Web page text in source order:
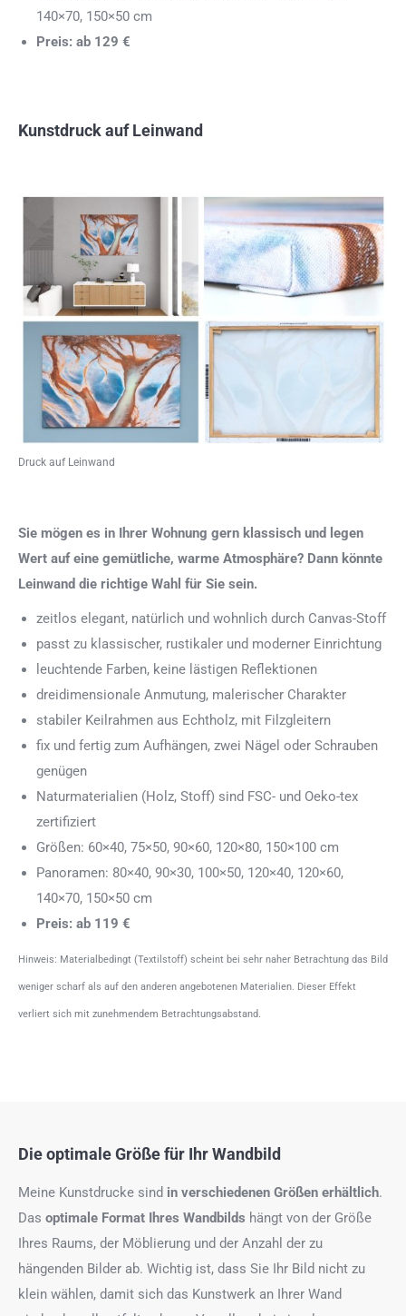
140×70, 150×50 cm
Preis: ab 129 €
Kunstdruck auf Leinwand
Druck auf Leinwand
Sie mögen es in Ihrer Wohnung gern klassisch und legen
Wert auf eine gemütliche, warme Atmosphäre? Dann könnte
Leinwand die richtige Wahl für Sie sein.
zeitlos elegant, natürlich und wohnlich durch Canvas-Stoff
passt zu klassischer, rustikaler und moderner Einrichtung
leuchtende Farben, keine lästigen Reflektionen
dreidimensionale Anmutung, malerischer Charakter
stabiler Keilrahmen aus Echtholz, mit Filzgleitern
fix und fertig zum Aufhängen, zwei Nägel oder Schrauben
genügen
Naturmaterialien (Holz, Stoff) sind FSC- und Oeko-tex
zertifiziert
Größen: 60×40, 75×50, 90×60, 120×80, 150×100 cm
Panoramen: 80×40, 90×30, 100×50, 120×40, 120×60,
140×70, 150×50 cm
Preis: ab 119 €
Hinweis: Materialbedingt (Textilstoff) scheint bei sehr naher Betrachtung das Bild
weniger scharf als auf den anderen angebotenen Materialien. Dieser Effekt
verliert sich mit zunehmendem Betrachtungsabstand.
Die optimale Größe für Ihr Wandbild
Meine Kunstdrucke sind in verschiedenen Größen erhältlich.
Das optimale Format Ihres Wandbilds hängt von der Größe
Ihres Raums, der Möblierung und der Anzahl der zu
hängenden Bilder ab. Wichtig ist, dass Sie Ihr Bild nicht zu
klein wählen, damit sich das Kunstwerk an Ihrer Wand